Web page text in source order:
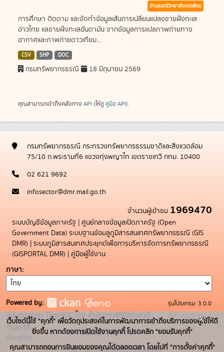
ด้านธรณีวิทยาสิ่งแวดล้อม
การศึกษา ติดตาม และจัดทำข้อมูลเส้นการเปลี่ยนแปลงชายฝั่งทะเล
อ่าวไทย แลชายฝั่งทะเลอันดามัน จากข้อมูลการแปลภาพถ่ายทาง
อากาศและภาพถ่ายดาวเทียม...
CSV SHP DOC
กรมทรัพยากรธรณี 18 มิถุนายน 2569
คุณสามารถเข้าถึงคลังทาง API (ให้ดู คู่มือ API).
กรมทรัพยากรธรณี กระทรวงทรัพยากรธรรมชาติและสิ่งแวดล้อม
75/10 ถ.พระรามที่6 แขวงทุ่งพญาไท เขตราชเทวี กทม. 10400
02 621 9692
infosector@dmr.mail.go.th
จำนวนผู้เข้าชม 1969470
ระบบบัญชีข้อมูลภาครัฐ | ศูนย์กลางข้อมูลเปิดภาครัฐ (Open
Government Data) ระบบฐานข้อมลูภูมิสารสนเทศทรัพยากรธรณี (GIS
DMR) | ระบบภูมิสารสนเทศประยุกต์เพื่อการบริหารจัดการทรัพยากรธรณี
(GISPORTAL DMR) | คู่มือผู้ใช้งาน
ภาษา
Powered by:
สนับสนุนระบบ Thai-GDC โดย สำนักงานสถิติแห่งชาติ
เว็บไซต์ที่
เกี่ยวข้อง:
ระบบบัญชีข้อมูลภาครัฐ
บริการนามานุกรมบัญชีข้อมูลภาค
รุ่นโปรแกรม: 3.0.0
วันที่: 2025-05-
19
เว็บไซต์นี้ใช้ "คุกกี้" เพื่อวัตถุประสงค์ในการพัฒนาการเข้าถึงบริการของผู้ใช้ให้ดี
ยิ่งขึ้น หากต้องการเปิดใช้งานคุกกี้ โปรดคลิก "ยอมรับคุกกี้"
คุณสามารถถอนการยินยอมของคุณได้ตลอดเวลา โดยไปที่ "การตั้งค่าคุกกี้"
x